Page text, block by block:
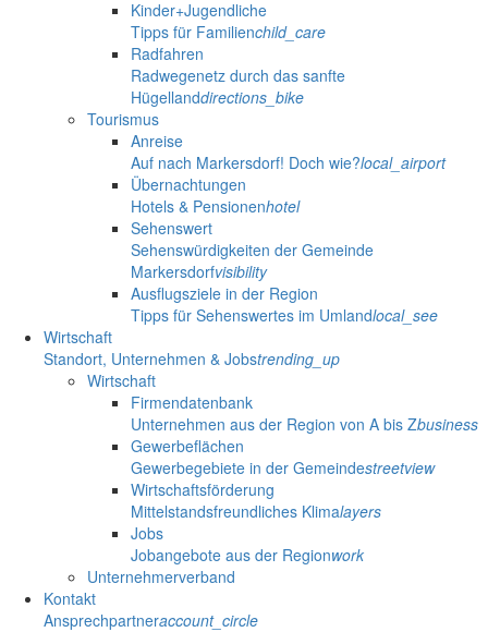
Kinder+Jugendliche
Tipps für Familienchild_care
Radfahren
Radwegenetz durch das sanfte
Hügellanddirections_bike
Tourismus
Anreise
Auf nach Markersdorf! Doch wie?local_airport
Übernachtungen
Hotels & Pensionenhotel
Sehenswert
Sehenswürdigkeiten der Gemeinde
Markersdorfvisibility
Ausflugsziele in der Region
Tipps für Sehenswertes im Umlandlocal_see
Wirtschaft
Standort, Unternehmen & Jobstrending_up
Wirtschaft
Firmendatenbank
Unternehmen aus der Region von A bis Zbusiness
Gewerbeflächen
Gewerbegebiete in der Gemeindestreetview
Wirtschaftsförderung
Mittelstandsfreundliches Klimalayers
Jobs
Jobangebote aus der Regionwork
Unternehmerverband
Kontakt
Ansprechpartneraccount_circle